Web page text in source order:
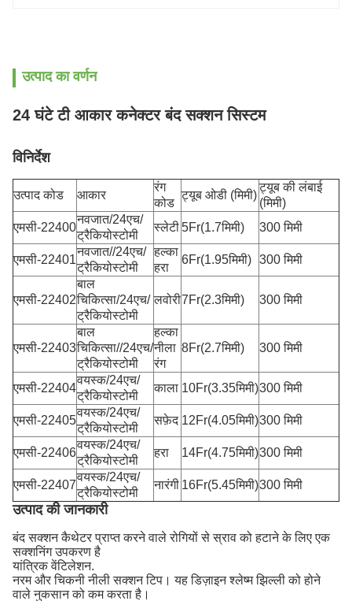
उत्पाद का वर्णन
24 घंटे टी आकार कनेक्टर बंद सक्शन सिस्टम
विनिर्देश
उत्पाद कोड आकार
रंग
कोड
ट्यूब ओडी (मिमी)
ट्यूब की लंबाई
(मिमी)
एमसी-22400
नवजात/24एच/
ट्रैकियोस्टोमी
स्लेटी5Fr(1.7मिमी) 300 मिमी
एमसी-22401
नवजात//24एच/
ट्रैकियोस्टोमी
हल्का
हरा
6Fr(1.95मिमी) 300 मिमी
एमसी-22402
बाल
चिकित्सा/24एच/
ट्रैकियोस्टोमी
लवोरी7Fr(2.3मिमी) 300 मिमी
एमसी-22403
बाल
चिकित्सा//24एच/
ट्रैकियोस्टोमी
हल्का
नीला
रंग
8Fr(2.7मिमी) 300 मिमी
एमसी-22404
वयस्क/24एच/
ट्रैकियोस्टोमी
काला 10Fr(3.35मिमी)300 मिमी
एमसी-22405
वयस्क/24एच/
ट्रैकियोस्टोमी
सफ़ेद 12Fr(4.05मिमी)300 मिमी
एमसी-22406
वयस्क/24एच/
ट्रैकियोस्टोमी
हरा 14Fr(4.75मिमी)300 मिमी
एमसी-22407
वयस्क/24एच/
ट्रैकियोस्टोमी
नारंगी 16Fr(5.45मिमी)300 मिमी
उत्पाद की जानकारी
बंद सक्शन कैथेटर प्राप्त करने वाले रोगियों से स्राव को हटाने के लिए एक
सक्शनिंग उपकरण है
यांत्रिक वेंटिलेशन.
नरम और चिकनी नीली सक्शन टिप। यह डिज़ाइन श्लेष्म झिल्ली को होने
वाले नुकसान को कम करता है।